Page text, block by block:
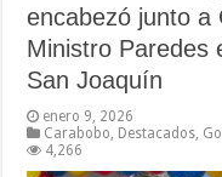
encabezó junto a
Ministro Paredes
San Joaquín
enero 9, 2026
Carabobo Destacados
4,266